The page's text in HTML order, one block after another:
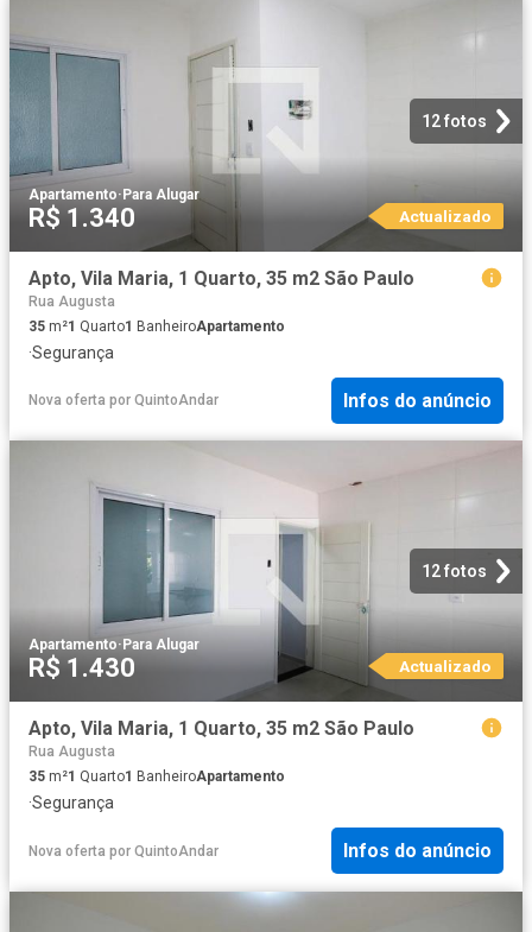
12 fotos
Apartamento·Para Alugar
R$ 1.340 Actualizado
Apto, Vila Maria, 1 Quarto, 35 m2 São Paulo
Rua Augusta
35 m²1 Quarto1 BanheiroApartamento
·Segurança
Nova oferta por QuintoAndar Infos do anúncio
12 fotos
Apartamento· Para Alugar
R$ 1.430 Actualizado
Apto, Vila Maria, 1 Quarto, 35 m2 São Paulo
Rua Augusta
35 m²1 Quarto1 BanheiroApartamento
·Segurança
Nova oferta por QuintoAndar Infos do anúncio